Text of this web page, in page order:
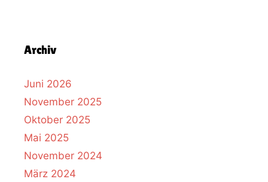
Archiv
Juni 2026
November 2025
Oktober 2025
Mai 2025
November 2024
März 2024